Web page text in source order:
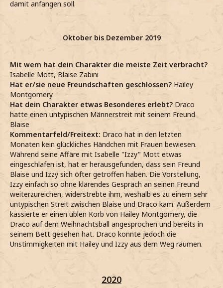
damit anfangen soll.
Oktober bis Dezember 2019
Mit wem hat dein Charakter die meiste Zeit verbracht?
Isabelle Mott, Blaise Zabini
Hat er/sie neue Freundschaften geschlossen? Hailey
Montgomery
Hat dein Charakter etwas Besonderes erlebt? Draco
hatte einen untypischen Männerstreit mit seinem Freund
Blaise
Kommentarfeld/Freitext: Draco hat in den letzten
Monaten kein glückliches Händchen mit Frauen bewiesen.
Während seine Affäre mit Isabelle "Izzy" Mott etwas
eingeschlafen ist, hat er herausgefunden, dass sein Freund
Blaise und Izzy sich öfter getroffen haben. Die Vorstellung,
Izzy einfach so ohne klärendes Gespräch an seinen Freund
weiterzureichen, widerstrebte ihm, weshalb es zu einem sehr
untypischen Streit zwischen Blaise und Draco kam. Außerdem
kassierte er einen üblen Korb von Hailey Montgomery, die
Draco auf dem Weihnachtsball angesprochen und bereits in
seinem Bett gesehen hat. Draco konnte jedoch die
Unstimmigkeiten mit Hailey und Izzy aus dem Weg räumen.
2020